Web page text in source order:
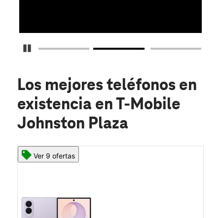
Detener carrusel
Los mejores teléfonos en
existencia en T-Mobile
Johnston Plaza
Ver 9 ofertas